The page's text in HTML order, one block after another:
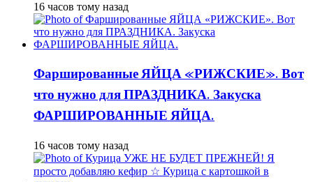
16 часов тому назад
Фаршированные ЯЙЦА «РИЖСКИЕ». Вот
что нужно для ПРАЗДНИКА. Закуска
ФАРШИРОВАННЫЕ ЯЙЦА.
16 часов тому назад